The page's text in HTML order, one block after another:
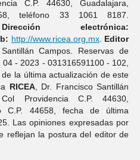
C.P. 44630, Guadalajara,
teléfono 33 1061 8187.
Dirección electrónica:
http://www.ricea.org.mx. Editor
Campos. Reservas de
- 2023 - 031316591100 - 102,
la última actualización de este
RICEA, Dr. Francisco Santillán
Providencia C.P. 44630,
C.P. 44658, fecha de última
Las opiniones expresadas por
reflejan la postura del editor de